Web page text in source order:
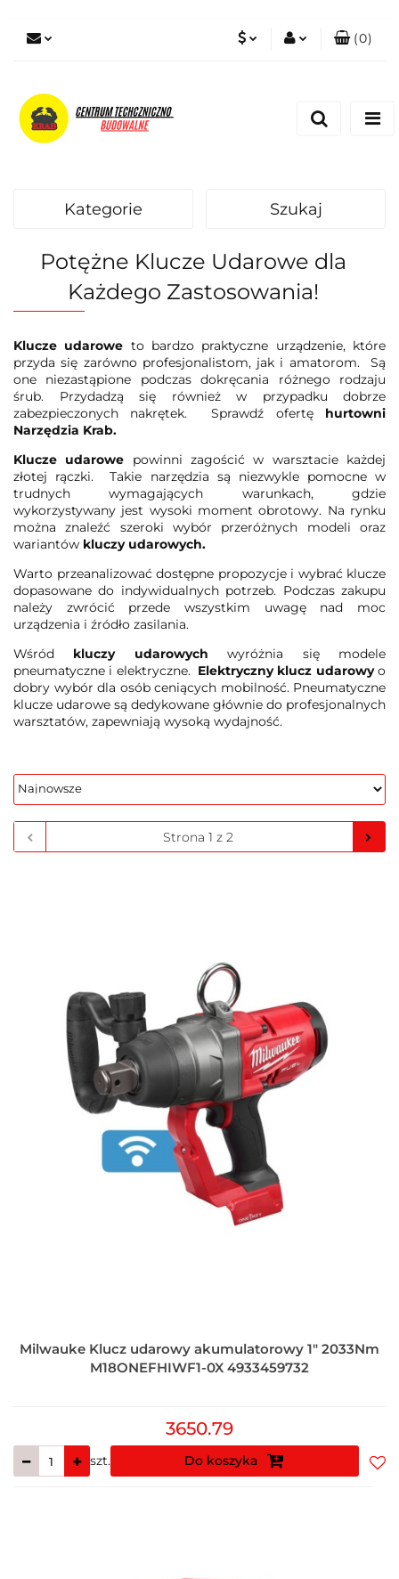
(0)
Kategorie Szukaj
Potężne Klucze Udarowe dla
Każdego Zastosowania!
Klucze udarowe to bardzo praktyczne urządzenie, które
przyda się zarówno profesjonalistom, jak i amatorom. Są
one niezastąpione podczas dokręcania różnego rodzaju
śrub. Przydadzą się również w przypadku dobrze
zabezpieczonych nakrętek. Sprawdź ofertę hurtowni
Narzędzia Krab.
Klucze udarowe powinni zagościć w warsztacie każdej
złotej rączki. Takie narzędzia są niezwykle pomocne w
trudnych wymagających warunkach, gdzie
wykorzystywany jest wysoki moment obrotowy. Na rynku
można znaleźć szeroki wybór przeróżnych modeli oraz
wariantów kluczy udarowych.
Warto przeanalizować dostępne propozycje i wybrać klucze
dopasowane do indywidualnych potrzeb. Podczas zakupu
należy zwrócić przede wszystkim uwagę nad moc
urządzenia i źródło zasilania.
Wśród kluczy udarowych wyróżnia się modele
pneumatyczne i elektryczne. Elektryczny klucz udarowyo
dobry wybór dla osób ceniących mobilność. Pneumatyczne
klucze udarowe są dedykowane głównie do profesjonalnych
warsztatów, zapewniają wysoką wydajność.
Milwauke Klucz udarowy akumulatorowy 1" 2033Nm
M18ONEFHIWF1-0X 4933459732
3650.79
szt. Do koszyka